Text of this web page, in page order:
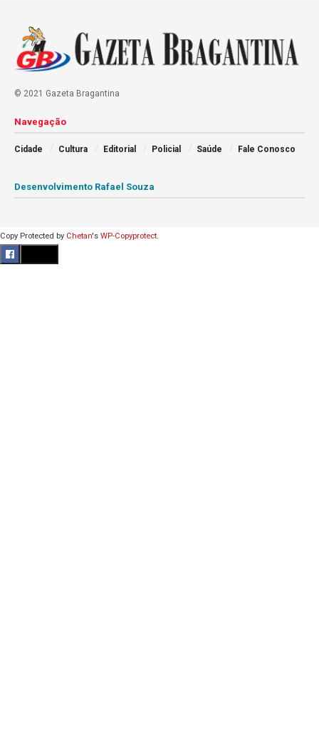
© 2021 Gazeta Bragantina
Navegação
Cidade Cultura Editorial Policial Saúde Fale Conosco
Desenvolvimento Rafael Souza
Copy Protected by Chetan's WP-Copyprotect.